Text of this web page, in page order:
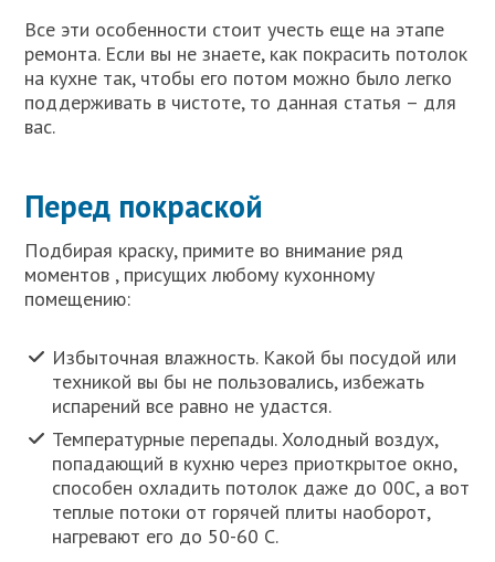
Все эти особенности стоит учесть еще на этапе
ремонта. Если вы не знаете, как покрасить потолок
на кухне так, чтобы его потом можно было легко
поддерживать в чистоте, то данная статья – для
вас.
Перед покраской
Подбирая краску, примите во внимание ряд
моментов , присущих любому кухонному
помещению:
Избыточная влажность. Какой бы посудой или
техникой вы бы не пользовались, избежать
испарений все равно не удастся.
Температурные перепады. Холодный воздух,
попадающий в кухню через приоткрытое окно,
способен охладить потолок даже до 00С, а вот
теплые потоки от горячей плиты наоборот,
нагревают его до 50-60 С.